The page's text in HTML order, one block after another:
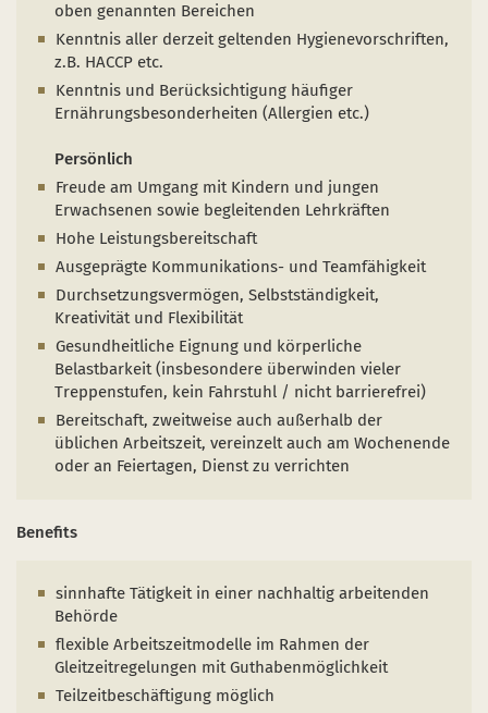
oben genannten Bereichen
Kenntnis aller derzeit geltenden Hygienevorschriften,
z.B. HACCP etc.
Kenntnis und Berücksichtigung häufiger
Ernährungsbesonderheiten (Allergien etc.)
Persönlich
Freude am Umgang mit Kindern und jungen
Erwachsenen sowie begleitenden Lehrkräften
Hohe Leistungsbereitschaft
Ausgeprägte Kommunikations- und Teamfähigkeit
Durchsetzungsvermögen, Selbstständigkeit,
Kreativität und Flexibilität
Gesundheitliche Eignung und körperliche
Belastbarkeit (insbesondere überwinden vieler
Treppenstufen, kein Fahrstuhl / nicht barrierefrei)
Bereitschaft, zweitweise auch außerhalb der
üblichen Arbeitszeit, vereinzelt auch am Wochenende
oder an Feiertagen, Dienst zu verrichten
Benefits
sinnhafte Tätigkeit in einer nachhaltig arbeitenden
Behörde
flexible Arbeitszeitmodelle im Rahmen der
Gleitzeitregelungen mit Guthabenmöglichkeit
Teilzeitbeschäftigung möglich